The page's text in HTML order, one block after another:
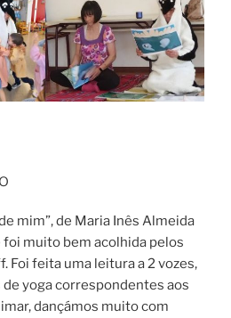
mim”, de Maria Inês Almeida
foi muito bem acolhida pelos
Foi feita uma leitura a 2 vozes,
yoga correspondentes aos
dançámos muito com